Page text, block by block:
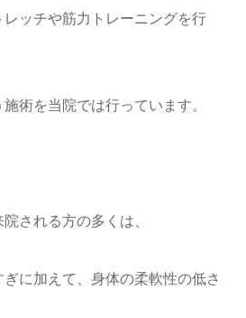
ッチや筋力トレーニングを行
術を当院では行っています。
される方の多くは、
に加えて、身体の柔軟性の低さ